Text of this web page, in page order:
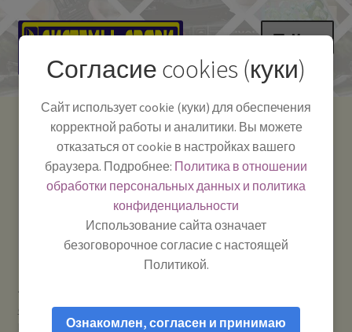
Перейти
навигации
Перейти
содержимому
Меню
Как пользоваться
Полезная информация
Мой аккаунт
Системы Связи:
г. Красноярск, ул.
Работаем:Пн-Пт:
10:00–18:00
-
Телефон:+7-
391-249-1040
Тел.|WA|Telegram:
+79029904090
строителей / туристов / охоты и рыбалки
Vector VT-44H #
RIVER — Рация 300 МГц (речной диапазон) портативная
Согласие cookies (куки)
Сайт использует cookie (куки) для обеспечения
корректной работы и аналитики. Вы можете
отказаться от cookie в настройках вашего
браузера. Подробнее: Политика в отношении
обработки персональных данных и политика
конфиденциальности
Использование сайта означает
безоговорочное согласие с настоящей
Политикой.
Ознакомлен, согласен и принимаю